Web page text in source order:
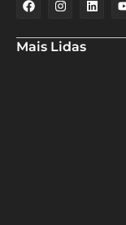
Mais Lidas